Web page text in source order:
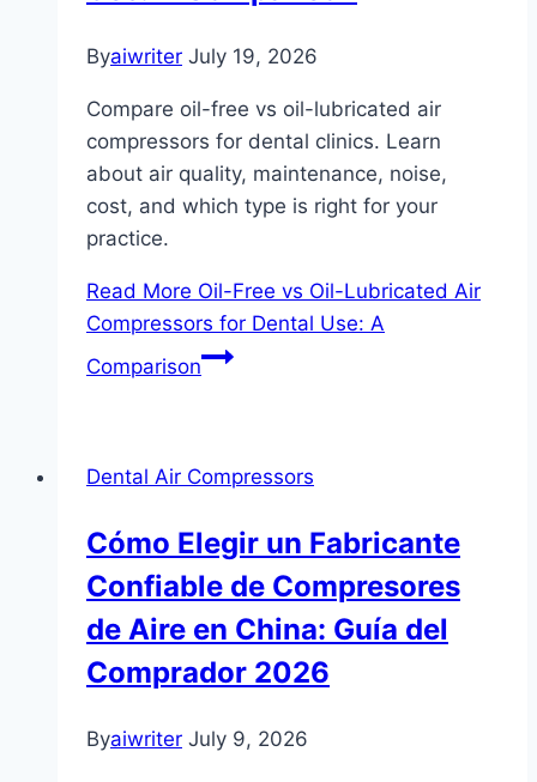
Byaiwriter July 19, 2026
Compare oil-free vs oil-lubricated air
compressors for dental clinics. Learn
about air quality, maintenance, noise,
cost, and which type is right for your
practice.
Read More Oil-Free vs Oil-Lubricated Air
Compressors for Dental Use: A
Comparison
Dental Air Compressors
Cómo Elegir un Fabricante
Confiable de Compresores
de Aire en China: Guía del
Comprador 2026
Byaiwriter July 9, 2026